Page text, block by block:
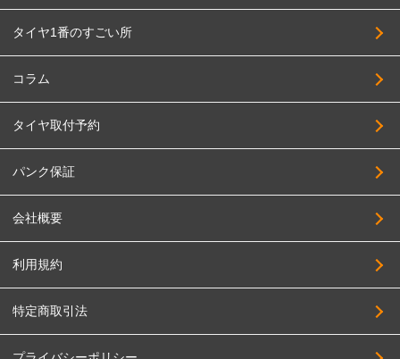
タイヤ1番のすごい所
コラム
タイヤ取付予約
パンク保証
会社概要
利用規約
特定商取引法